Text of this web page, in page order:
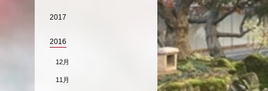
2017
2016
12月
11月